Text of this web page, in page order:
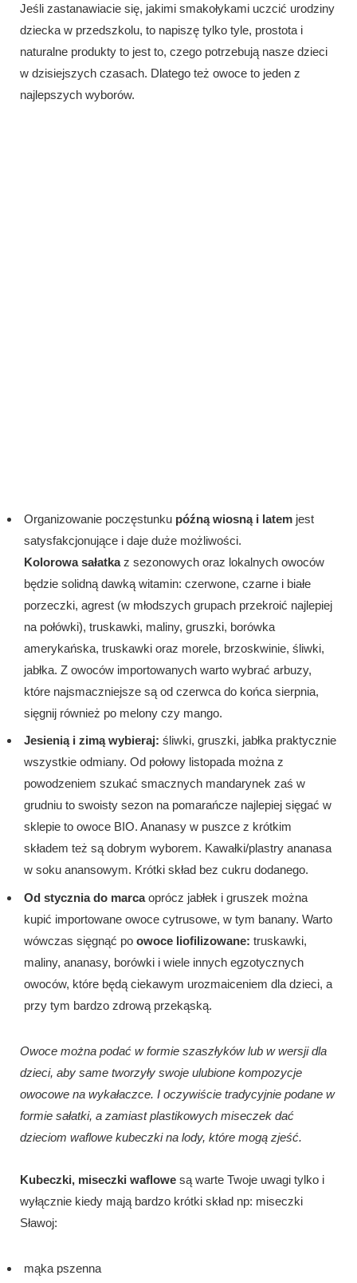
Jeśli zastanawiacie się, jakimi smakołykami uczcić urodziny
dziecka w przedszkolu, to napiszę tylko tyle, prostota i
naturalne produkty to jest to, czego potrzebują nasze dzieci
w dzisiejszych czasach. Dlatego też owoce to jeden z
najlepszych wyborów.
Organizowanie poczęstunku późną wiosną i latem jest
satysfakcjonujące i daje duże możliwości.
Kolorowa sałatkaz sezonowych oraz lokalnych owoców
będzie solidną dawką witamin: czerwone, czarne i białe
porzeczki, agrest (w młodszych grupach przekroić najlepiej
na połówki), truskawki, maliny, gruszki, borówka
amerykańska, truskawki oraz morele, brzoskwinie, śliwki,
jabłka. Z owoców importowanych warto wybrać arbuzy,
które najsmaczniejsze są od czerwca do końca sierpnia,
sięgnij również po melony czy mango.
Jesienią i zimą wybieraj: śliwki, gruszki, jabłka praktycznie
wszystkie odmiany. Od połowy listopada można z
powodzeniem szukać smacznych mandarynek zaś w
grudniu to swoisty sezon na pomarańcze najlepiej sięgać w
sklepie to owoce BIO. Ananasy w puszce z krótkim
składem też są dobrym wyborem. Kawałki/plastry ananasa
w soku anansowym. Krótki skład bez cukru dodanego.
Od stycznia do marcaoprócz jabłek i gruszek można
kupić importowane owoce cytrusowe, w tym banany. Warto
wówczas sięgnąć po owoce liofilizowane: truskawki,
maliny, ananasy, borówki i wiele innych egzotycznych
owoców, które będą ciekawym urozmaiceniem dla dzieci, a
przy tym bardzo zdrową przekąską.
Owoce można podać w formie szaszłyków lub w wersji dla
dzieci, aby same tworzyły swoje ulubione kompozycje
owocowe na wykałaczce. I oczywiście tradycyjnie podane w
formie sałatki, a zamiast plastikowych miseczek dać
dzieciom waflowe kubeczki na lody, które mogą zjeść.
Kubeczki, miseczki waflowe są warte Twoje uwagi tylko i
wyłącznie kiedy mają bardzo krótki skład np: miseczki
Sławoj:
mąka pszenna